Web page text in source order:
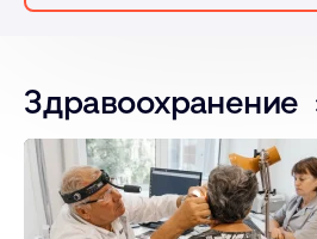
Здравоохранение